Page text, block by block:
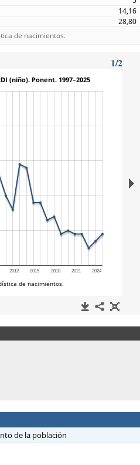
14,16
28,80
de nacimientos.
de la población